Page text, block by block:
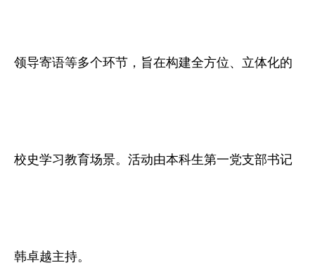
领导寄语等多个环节，旨在构建全方位、立体化的
校史学习教育场景。活动由本科生第一党支部书记
韩卓越主持。